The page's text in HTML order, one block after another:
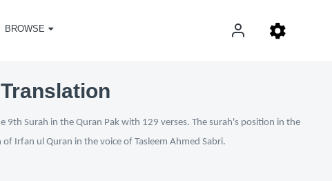
BROWSE
9th Surah in the Quran Pak with 129 verses. The surah's position in the
Irfan ul Quran in the voice of Tasleem Ahmed Sabri.